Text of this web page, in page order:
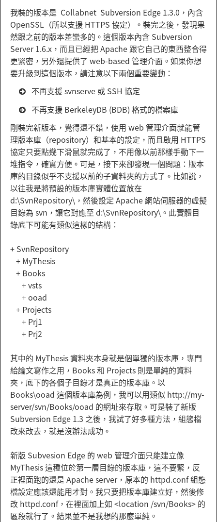
我裝的版本是 Collabnet Subversion Edge 1.3.0，內含
OpenSSL（所以支援 HTTPS 協定）。裝完之後，發現果
然跟之前的版本差蠻多的。這個版本內含 Subversion
Server 1.6.x，而且已經把 Apache 跟它自己的東西整合得
更緊密，另外還提供了 web-based 管理介面。如果你想
要升級到這個版本，請注意以下兩個重要變動：
不再支援 svnserve 或 SSH 協定
不再支援 BerkeleyDB (BDB) 格式的檔案庫
剛裝完新版本，覺得還不錯，使用 web 管理介面就能管
理版本庫（repository）和基本的設定，而且啟用 HTTPS
協定只要點幾下滑鼠就完成了，不用像以前那樣手動下一
堆指令，確實方便。可是，接下來卻發現一個問題：版本
庫的目錄似乎不支援以前的子資料夾的方式了。比如說，
以往我是將預設的版本庫實體位置放在
d:\SvnRepository\，然後設定 Apache 網站伺服器的虛擬
目錄為 svn，讓它對應至 d:\SvnRepository\。此實體目
錄底下可能有類似這樣的結構：
+ SvnRepository
+ MyThesis
+ Books
+ vsts
+ ooad
+ Projects
+ Prj1
+ Prj2
其中的 MyThesis 資料夾本身就是個單獨的版本庫，專門
給論文寫作之用，Books 和 Projects 則是單純的資料
夾，底下的各個子目錄才是真正的版本庫。以
Books\ooad 這個版本庫為例，我可以用類似 http://my-
server/svn/Books/ooad 的網址來存取。可是裝了新版
Subversion Edge 1.3 之後，我試了好多種方法，組態檔
改來改去，就是沒辦法成功。
新版 Subvesion Edge 的 web 管理介面只能建立像
MyThesis 這種位於第一層目錄的版本庫，這不要緊，反
正裡面跑的還是 Apache server，原本的 httpd.conf 組態
檔設定應該還能用才對。我只要把版本庫建立好，然後修
改 httpd.conf，在裡面加上如 <location /svn/Books> 的
區段就行了。結果並不是我想的那麼單純。